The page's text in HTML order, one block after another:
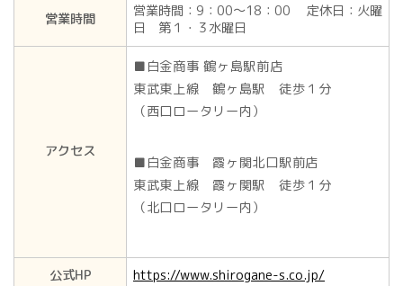
営業時間
営業時間：9：00～18：00 定休日：火曜
日 第１・３水曜日
アクセス
■白金商事 鶴ヶ島駅前店
東武東上線 鶴ヶ島駅 徒歩１分
（西口ロータリー内）
■白金商事 霞ヶ関北口駅前店
東武東上線 霞ヶ関駅 徒歩１分
（北口ロータリー内）
公式HP https://www.shirogane-s.co.jp/